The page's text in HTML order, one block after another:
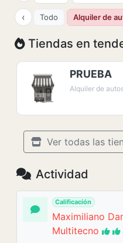
‹ Todo Alquiler de
Tiendas en
PRUEBA
Alquiler de
Ver todas las
Actividad
Calificación
Maximiliano
Multitecno